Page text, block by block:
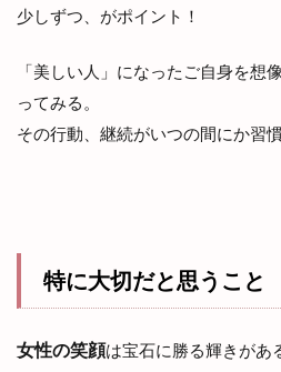
少しずつ、がポイント！
「美しい人」になったご自身を想
ってみる。
その行動、継続がいつの間にか習
特に大切だと思うこと
女性の笑顔は宝石に勝る輝きがあ